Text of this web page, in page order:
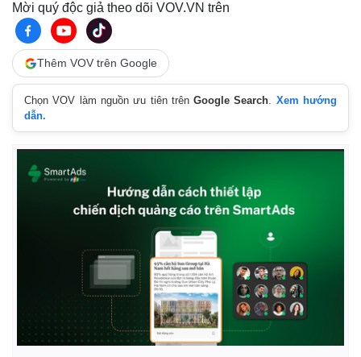
Mời quý độc giả theo dõi VOV.VN trên
Thêm VOV trên Google
Chọn VOV làm nguồn ưu tiên trênGoogle Search. Xem hướng
dẫn.